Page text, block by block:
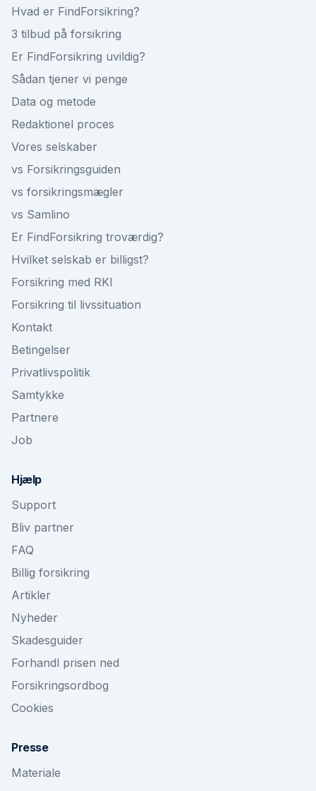
Hvad er FindForsikring?
3 tilbud på forsikring
Er FindForsikring uvildig?
Sådan tjener vi penge
Data og metode
Redaktionel proces
Vores selskaber
vs Forsikringsguiden
vs forsikringsmægler
vs Samlino
Er FindForsikring troværdig?
Hvilket selskab er billigst?
Forsikring med RKI
Forsikring til livssituation
Kontakt
Betingelser
Privatlivspolitik
Samtykke
Partnere
Job
Hjælp
Support
Bliv partner
FAQ
Billig forsikring
Artikler
Nyheder
Skadesguider
Forhandl prisen ned
Forsikringsordbog
Cookies
Presse
Materiale